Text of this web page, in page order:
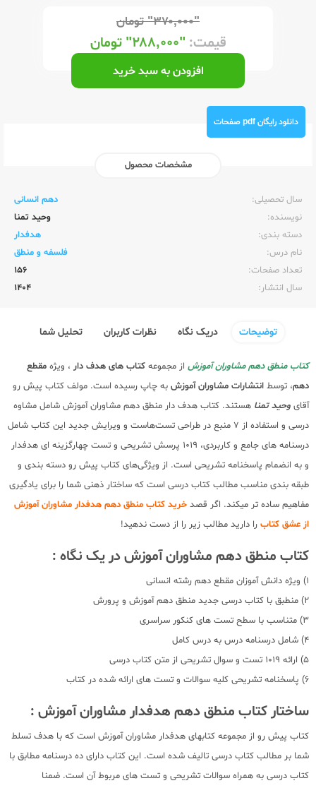
"۳۷۰,۰۰۰" تومان
قیمت:"۲۸۸,۰۰۰" تومان
افزودن به سبد خرید
دانلود رایگان pdf صفحات
مشخصات محصول
سال تحصیلی:‌
دهم انسانی
نویسنده:‌
وحید تمنا
دسته بندی:
هدفدار
نام درس:
فلسفه و منطق
تعداد صفحات:‌
156
سال انتشار:‌
1404
توضیحات دریک نگاه نظرات کاربران تحلیل شما
کتاب منطق دهم مشاوران آموزش از مجموعه کتاب های هدف دار ، ویژه مقطع
دهم، توسط انتشارات مشاوران آموزش به چاپ رسیده است. مولف کتاب پیش رو
آقای وحید تمنا هستند. کتاب هدف دار منطق دهم مشاوران آموزش شامل مشاوه
درسی و استفاده از 7 منبع در طراحی تست‌هاست و ویرایش جدید این کتاب شامل
درسنامه های جامع و کاربردی، 1019 پرسش تشریحی و تست چهارگزینه ای هدفدار
و به انضمام پاسخنامه تشریحی است. از ویژگی‌های کتاب پیش رو دسته بندی و
طبقه بندی مناسب مطالب کتاب درسی است که ساختار ذهنی شما را برای یادگیری
مفاهیم ساده تر میکند. اگر قصد خرید کتاب منطق دهم هدفدار مشاوران آموزش
از عشق کتاب را دارید مطالب زیر را از دست ندهید!
کتاب منطق دهم مشاوران آموزش در یک نگاه :
1) ویژه دانش آموزان مقطع دهم رشته انسانی
2) منطبق با کتاب درسی جدید منطق دهم آموزش و پرورش
3) متناسب با سطح تست های کنکور سراسری
4) شامل درسنامه درس به درس کامل
5) ارائه 1019 تست و سوال تشریحی از متن کتاب درسی
6) پاسخنامه تشریحی کلیه سوالات و تست های ارائه شده در کتاب
ساختار کتاب منطق دهم هدفدار مشاوران آموزش :
کتاب پیش رو از مجموعه کتابهای هدفدار مشاوران آموزش است که با هدف تسلط
شما بر مطالب کتاب درسی تالیف شده است. این کتاب دارای ده درسنامه مطابق با
کتاب درسی به همراه سوالات تشریحی و تست های مربوط آن است. ضمنا